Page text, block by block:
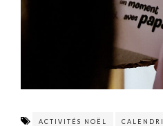
ACTIVITÉS NOËL